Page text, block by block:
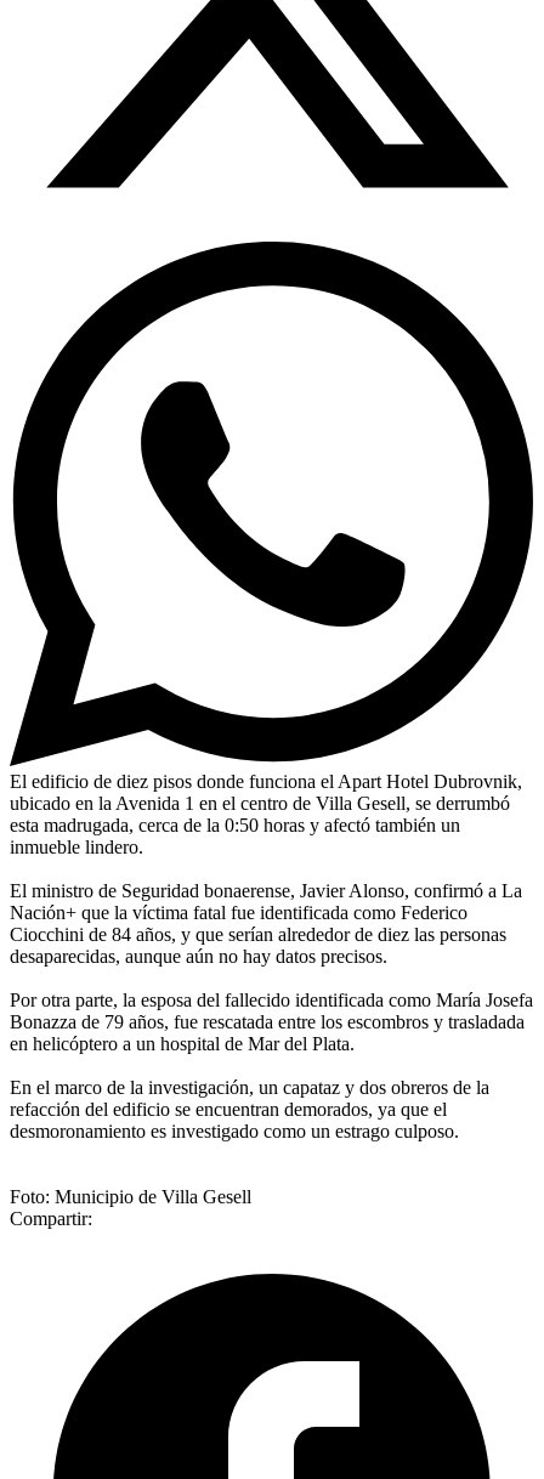
El edificio de diez pisos donde funciona el Apart Hotel Dubrovnik,
ubicado en la Avenida 1 en el centro de Villa Gesell, se derrumbó
esta madrugada, cerca de la 0:50 horas y afectó también un
inmueble lindero.
El ministro de Seguridad bonaerense, Javier Alonso, confirmó a La
Nación+ que la víctima fatal fue identificada como Federico
Ciocchini de 84 años, y que serían alrededor de diez las personas
desaparecidas, aunque aún no hay datos precisos.
Por otra parte, la esposa del fallecido identificada como María Josefa
Bonazza de 79 años, fue rescatada entre los escombros y trasladada
en helicóptero a un hospital de Mar del Plata.
En el marco de la investigación, un capataz y dos obreros de la
refacción del edificio se encuentran demorados, ya que el
desmoronamiento es investigado como un estrago culposo.
Foto: Municipio de Villa Gesell
Compartir: